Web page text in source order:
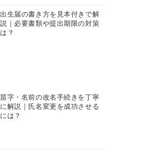
出生届の書き方を見本付きで解
説｜必要書類や提出期限の対策
は？
苗字・名前の改名手続きを丁寧
に解説｜氏名変更を成功させる
には？